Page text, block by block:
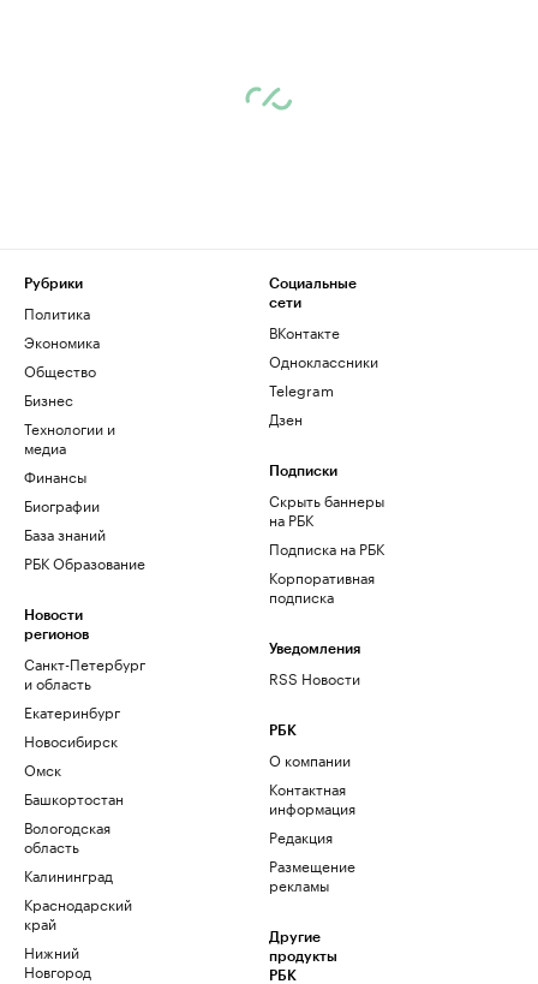
Рубрики
Политика
Экономика
Общество
Бизнес
Технологии и
медиа
Финансы
Биографии
База знаний
РБК Образование
Новости
регионов
Санкт-Петербург
и область
Екатеринбург
Новосибирск
Омск
Башкортостан
Вологодская
область
Калининград
Краснодарский
край
Нижний
Новгород
Социальные
сети
ВКонтакте
Одноклассники
Telegram
Дзен
Подписки
Скрыть баннеры
на РБК
Подписка на РБК
Корпоративная
подписка
Уведомления
RSS Новости
РБК
О компании
Контактная
информация
Редакция
Размещение
рекламы
Другие
продукты
РБК